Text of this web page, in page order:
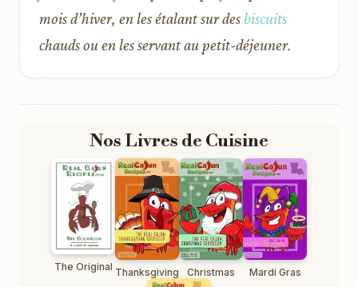
mois d’hiver, en les étalant sur des biscuits
chauds ou en les servant au petit-déjeuner.
Nos Livres de Cuisine
The Original Thanksgiving Christmas Mardi Gras